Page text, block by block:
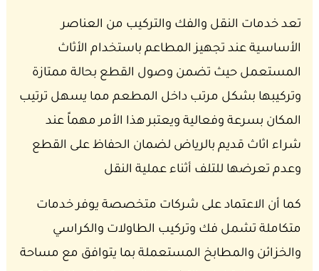
تعد خدمات النقل والفك والتركيب من العناصر
الأساسية عند تجهيز المطاعم باستخدام الأثاث
المستعمل حيث تضمن وصول القطع بحالة ممتازة
وتركيبها بشكل مرتب داخل المطعم مما يسهل ترتيب
المكان بسرعة وفعالية ويعتبر هذا الأمر مهماً عند
شراء اثاث قديم بالرياض لضمان الحفاظ على القطع
وعدم تعرضها للتلف أثناء عملية النقل
كما أن الاعتماد على شركات متخصصة يوفر خدمات
متكاملة تشمل فك وتركيب الطاولات والكراسي
والخزائن والمطابخ المستعملة بما يتوافق مع مساحة